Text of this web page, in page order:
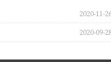
2020-11-
2020-09-